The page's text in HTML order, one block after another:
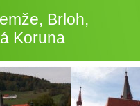
Brloh,
Koruna